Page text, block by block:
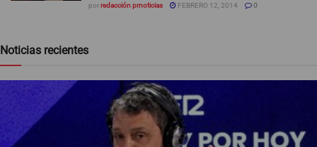
porredacción prnoticias FEBRERO 12, 2014 0
Noticias recientes